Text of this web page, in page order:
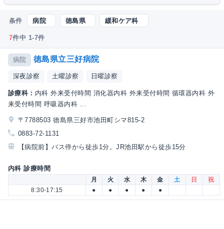
条件 病院 徳島県 緩和ケア科
7件中 1-7件
病院 徳島県立三好病院
深夜診察 土曜診察 日曜診察
診療科： 内科 外来受付時間 消化器内科 外来受付時間 循環器内科 外
来受付時間 呼吸器内科 ...
〒7788503 徳島県三好市池田町シマ815-2
0883-72-1131
【病院前】バス停から徒歩1分。JR池田駅から徒歩15分
内科 診療時間
月 火 水 木 金 土 日
祝
8:30-17:15
● ● ● ● ●